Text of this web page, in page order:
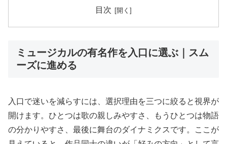
目次
ミュージカルの有名作を入口に選ぶ｜スム
ーズに進める
入口で迷いを減らすには、選択理由を三つに絞ると視界が
開けます。ひとつは歌の親しみやすさ、もうひとつは物語
の分かりやすさ、最後に舞台のダイナミクスです。ここが